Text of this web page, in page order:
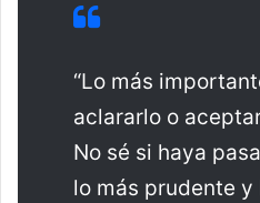
“Lo más
aclararlo o
No sé si haya
lo más prudente y